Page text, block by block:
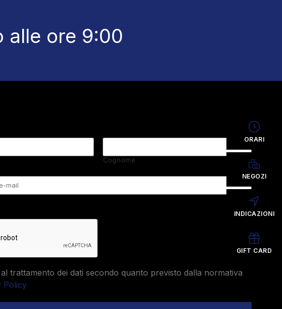
ORARI
NEGOZI
INDICAZIONI
GIFT CARD
alle ore 9:00
Cognome
trattamento dei dati secondo quanto previsto dalla normativa
Policy